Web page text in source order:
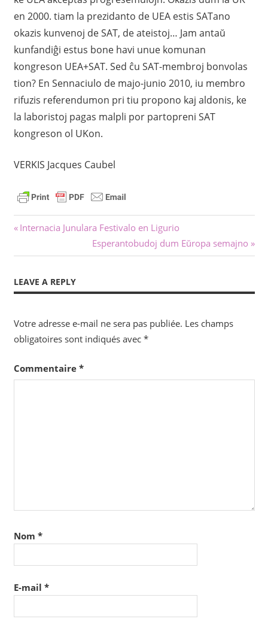
en 2000. tiam la prezidanto de UEA estis SATano
okazis kunvenoj de SAT, de ateistoj… Jam antaŭ
kunfandiĝi estus bone havi unue komunan
kongreson UEA+SAT. Sed ĉu SAT-membroj bonvolas
tion? En Sennaciulo de majo-junio 2010, iu membro
rifuzis referendumon pri tiu propono kaj aldonis, ke
la laboristoj pagas malpli por partopreni SAT
kongreson ol UKon.
VERKIS Jacques Caubel
Navigation
de
l’article
Previous
Internacia Junulara Festivalo en Ligurio
Next
Post:
Esperantobudoj dum Eŭropa semajno
LEAVE A REPLY
Votre adresse e-mail ne sera pas publiée. Les champs
obligatoires sont indiqués avec *
Commentaire *
Nom *
E-mail *